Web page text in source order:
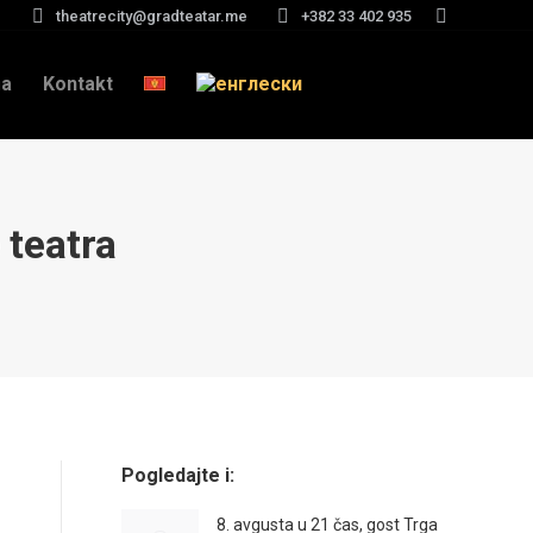
theatrecity@gradteatar.me +382 33 402 935 Search:
Kontakt
teatra
Pogledajte i:
8. avgusta u 21 čas, gost Trga